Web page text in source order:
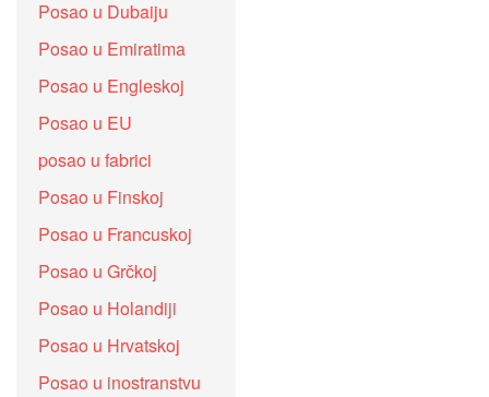
Posao u Dubaiju
Posao u Emiratima
Posao u Engleskoj
Posao u EU
posao u fabrici
Posao u Finskoj
Posao u Francuskoj
Posao u Grčkoj
Posao u Holandiji
Posao u Hrvatskoj
Posao u inostranstvu